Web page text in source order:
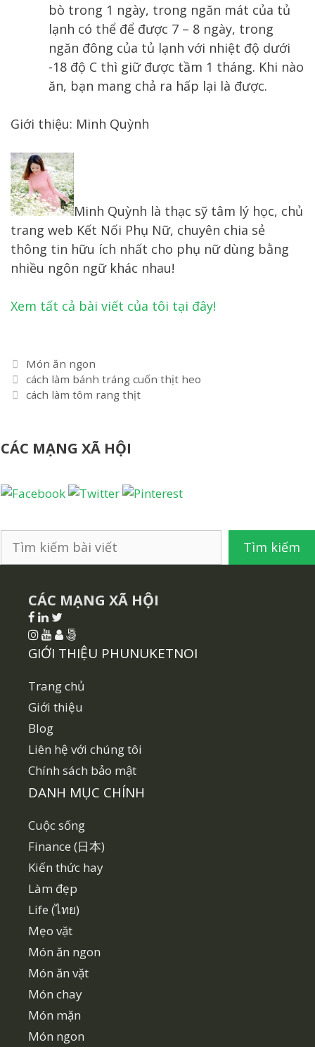
bò trong 1 ngày, trong ngăn mát của tủ
lạnh có thể để được 7 – 8 ngày, trong
ngăn đông của tủ lạnh với nhiệt độ dưới
-18 độ C thì giữ được tầm 1 tháng. Khi nào
ăn, bạn mang chả ra hấp lại là được.
Giới thiệu: Minh Quỳnh
Minh Quỳnh là thạc sỹ tâm lý học, chủ
trang web Kết Nối Phụ Nữ, chuyên chia sẻ
thông tin hữu ích nhất cho phụ nữ dùng bằng
nhiều ngôn ngữ khác nhau!
Xem tất cả bài viết của tôi tại đây!
Danh
mục
Món ăn ngon
Điều
hướng
cách làm bánh tráng cuốn thịt heo
cách làm tôm rang thịt
CÁC MẠNG XÃ HỘI
Tìm
kiếm
Tìm kiếm
CÁC MẠNG XÃ HỘI
GIỚI THIỆU PHUNUKETNOI
Trang chủ
Giới thiệu
Blog
Liên hệ với chúng tôi
Chính sách bảo mật
DANH MỤC CHÍNH
Cuộc sống
Finance (日本)
Kiến thức hay
Làm đẹp
Life (ไทย)
Mẹo vặt
Món ăn ngon
Món ăn vặt
Món chay
Món mặn
Món ngon